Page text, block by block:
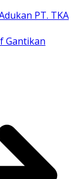
PT. TKA
Gantikan